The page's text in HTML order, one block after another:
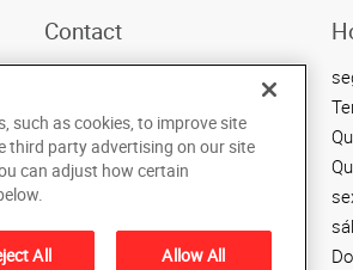
Contact
Call Us 55 (11) 4858-6470
Send an Email
Av. Portugal, 1566 - Centro
Santo Andre, SP 09041-320
such as cookies, to improve site
third party advertising on our site
can adjust how certain
All Allow All